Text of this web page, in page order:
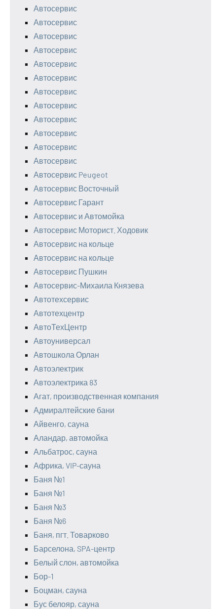
Автосервис
Автосервис
Автосервис
Автосервис
Автосервис
Автосервис
Автосервис
Автосервис
Автосервис
Автосервис
Автосервис
Автосервис
Автосервис Peugeot
Автосервис Восточный
Автосервис Гарант
Автосервис и Автомойка
Автосервис Моторист. Ходовик
Автосервис на кольце
Автосервис на кольце
Автосервис Пушкин
Автосервис-Михаила Князева
Автотехсервис
Автотехцентр
АвтоТехЦентр
Автоуниверсал
Автошкола Орлан
Автоэлектрик
Автоэлектрика 83
Агат, производственная компания
Адмиралтейские бани
Айвенго, сауна
Аландар, автомойка
Альбатрос, сауна
Африка, VIP-сауна
Баня №1
Баня №1
Баня №3
Баня №6
Баня, пгт. Товарково
Барселона, SPA-центр
Белый слон, автомойка
Бор-1
Боцман, сауна
Бус белояр, сауна